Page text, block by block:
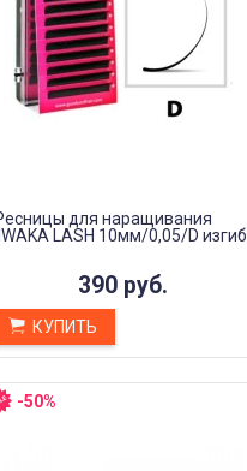
для наращивания
IIWAKA LASH 10мм/0,05/D изгиб
390 руб.
КУПИТЬ
-50%